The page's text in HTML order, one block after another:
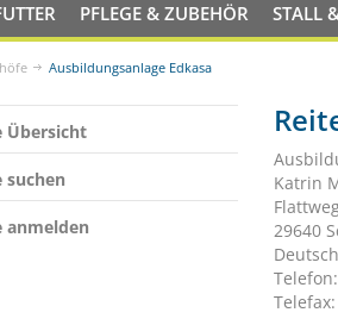
PFLEGE & ZUBEHÖR STALL
Ausbildungsanlage Edkasa
Übersicht
suchen
anmelden
Katrin
29640